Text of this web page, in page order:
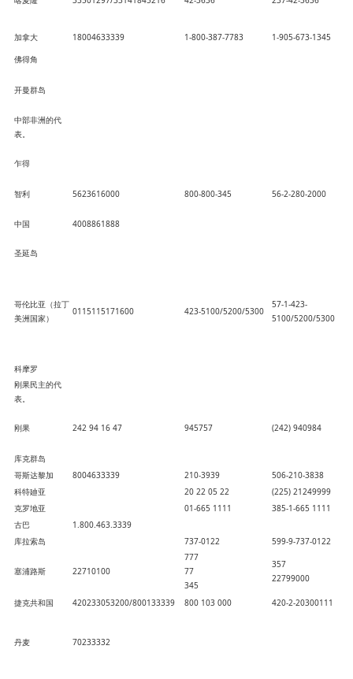
加拿大 18004633339 1-800-387-7783 1-905-673-1345
佛得角
开曼群岛
中部非洲的代
表。
乍得
智利 5623616000 800-800-345 56-2-280-2000
中国 4008861888
圣延岛
哥伦比亚（拉丁
美洲国家）
0115115171600 423-5100/5200/5300
57-1-423-
5100/5200/5300
科摩罗
刚果民主的代
表。
刚果 242 94 16 47 945757 (242) 940984
库克群岛
哥斯达黎加
8004633339 210-3939 506-210-3838
科特廸亚
20 22 05 22 (225) 21249999
克罗地亚
01-665 1111 385-1-665 1111
古巴
1.800.463.3339
库拉索岛
737-0122 599-9-737-0122
塞浦路斯 22710100
777
77
345
357
22799000
捷克共和国 420233053200/800133339 800 103 000 420-2-20300111
丹麦 70233332